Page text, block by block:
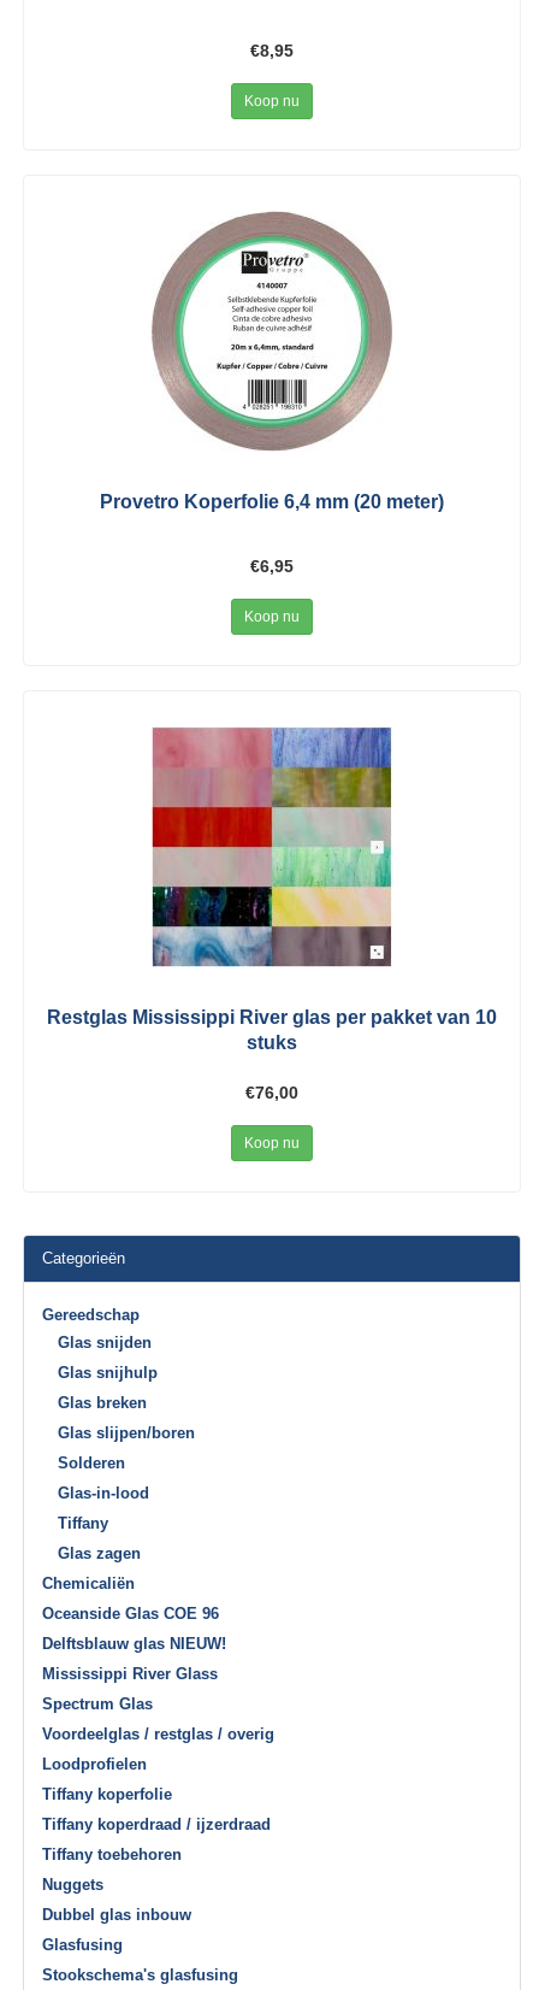
€8,95
Koop nu
Provetro Koperfolie 6,4 mm (20 meter)
€6,95
Koop nu
Restglas Mississippi River glas per pakket van 10
stuks
€76,00
Koop nu
Categorieën
Gereedschap
Glas snijden
Glas snijhulp
Glas breken
Glas slijpen/boren
Solderen
Glas-in-lood
Tiffany
Glas zagen
Chemicaliën
Oceanside Glas COE 96
Delftsblauw glas NIEUW!
Mississippi River Glass
Spectrum Glas
Voordeelglas / restglas / overig
Loodprofielen
Tiffany koperfolie
Tiffany koperdraad / ijzerdraad
Tiffany toebehoren
Nuggets
Dubbel glas inbouw
Glasfusing
Stookschema's glasfusing